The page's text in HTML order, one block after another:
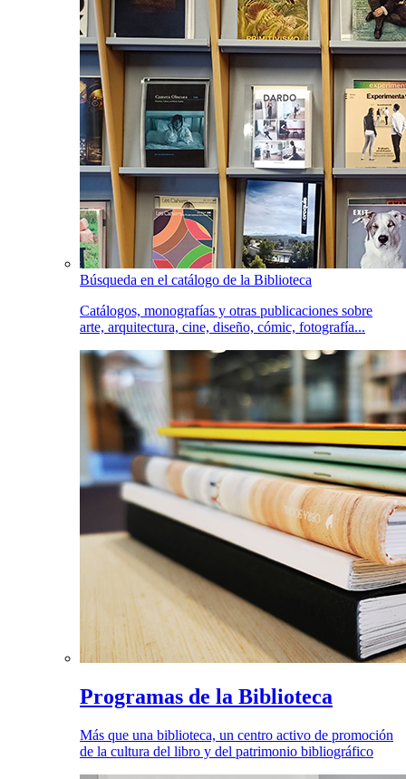
Búsqueda en el catálogo de la Biblioteca
Catálogos, monografías y otras publicaciones sobre
arte, arquitectura, cine, diseño, cómic, fotografía...
Programas de la Biblioteca
Más que una biblioteca, un centro activo de promoción
de la cultura del libro y del patrimonio bibliográfico